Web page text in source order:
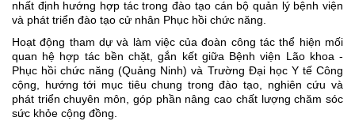
nhất định hướng hợp tác trong đào tạo cán bộ quản lý bệnh viện
và phát triển đào tạo cử nhân Phục hồi chức năng.
Hoạt động tham dự và làm việc của đoàn công tác thể hiện mối
quan hệ hợp tác bền chặt, gắn kết giữa Bệnh viện Lão khoa -
Phục hồi chức năng (Quảng Ninh) và Trường Đại học Y tế Công
cộng, hướng tới mục tiêu chung trong đào tạo, nghiên cứu và
phát triển chuyên môn, góp phần nâng cao chất lượng chăm sóc
sức khỏe cộng đồng.